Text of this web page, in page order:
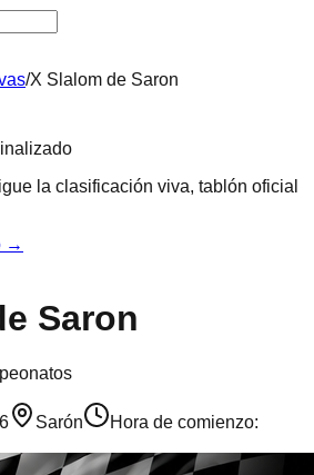
/X Slalom de Saron
la clasificación viva, tablón oficial
→
Saron
Sarón
Hora de comienzo: